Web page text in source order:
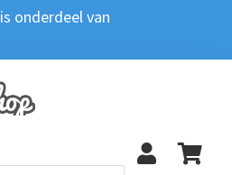
is onderdeel van